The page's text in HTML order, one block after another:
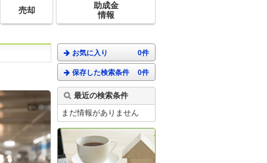
売却
助成金
情報
お気に入り 0件
保存した検索条件 0件
最近の検索条件
まだ情報がありません